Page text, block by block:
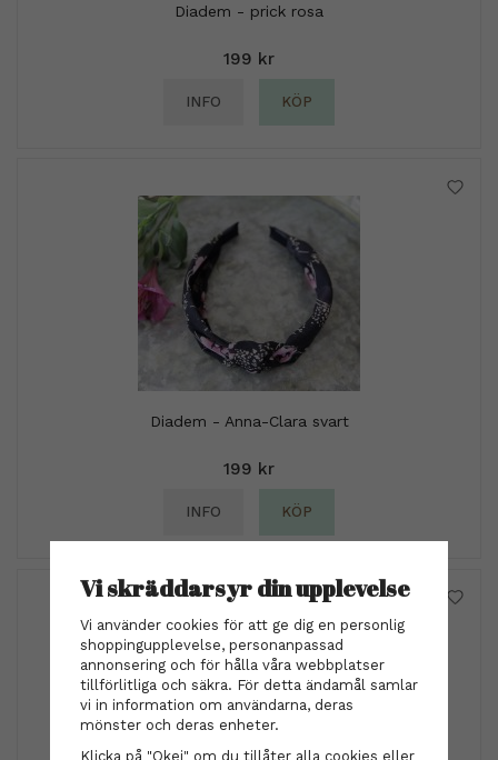
Diadem - prick rosa
199 kr
INFO KÖP
Diadem - Anna-Clara svart
199 kr
INFO KÖP
Vi skräddarsyr din upplevelse
Vi använder cookies för att ge dig en personlig
shoppingupplevelse, personanpassad
annonsering och för hålla våra webbplatser
tillförlitliga och säkra. För detta ändamål samlar
vi in information om användarna, deras
mönster och deras enheter.
Klicka på "Okej" om du tillåter alla cookies eller